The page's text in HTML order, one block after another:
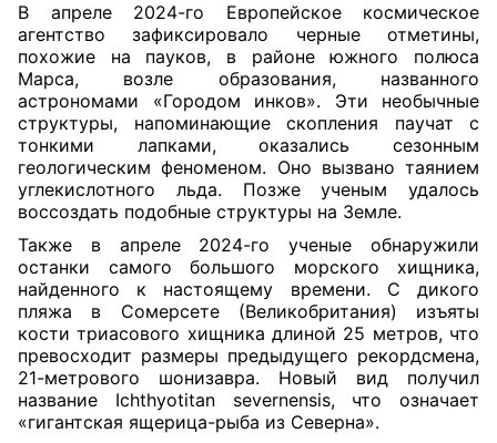
В апреле 2024-го Европейское космическое
агентство зафиксировало черные отметины,
похожие на пауков, в районе южного полюса
Марса, возле образования, названного
астрономами «Городом инков». Эти необычные
структуры, напоминающие скопления паучат с
тонкими лапками, оказались сезонным
геологическим феноменом. Оно вызвано таянием
углекислотного льда. Позже ученым удалось
воссоздать подобные структуры на Земле.
Также в апреле 2024-го ученые обнаружили
останки самого большого морского хищника,
найденного к настоящему времени. С дикого
пляжа в Сомерсете (Великобритания) изъяты
кости триасового хищника длиной 25 метров, что
превосходит размеры предыдущего рекордсмена,
21-метрового шонизавра. Новый вид получил
название Ichthyotitan severnensis, что означает
«гигантская ящерица-рыба из Северна».